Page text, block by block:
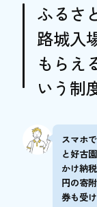
姫路お
姫路
か？
姫路
選】
播州
花そ
兵庫
ふるさ
路城入
もらえ
いう制
スマホ
と好古
かけ納
円の寄
券も受